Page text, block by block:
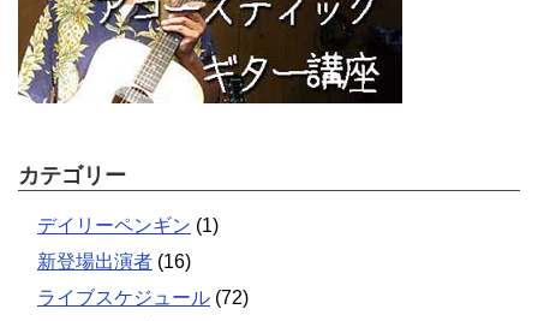
カテゴリー
デイリーペンギン (1)
新登場出演者 (16)
ライブスケジュール (72)